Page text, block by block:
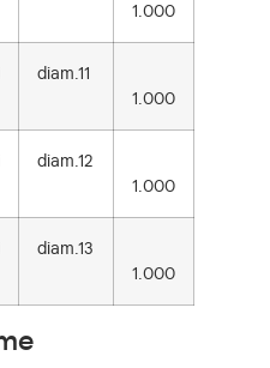
1.000
diam.11
1.000
diam.12
1.000
diam.13
1.000